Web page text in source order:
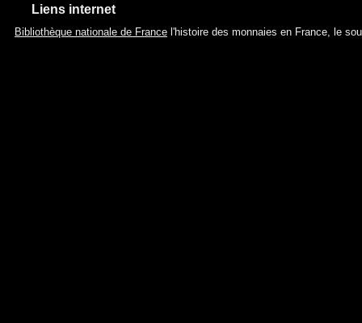
Liens internet
Bibliothèque nationale de France l'histoire des monnaies en France, le